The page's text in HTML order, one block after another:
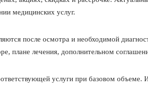
медицинских услуг.
после осмотра и необходимой
плане лечения, дополнительном
услуги при базовом объеме.